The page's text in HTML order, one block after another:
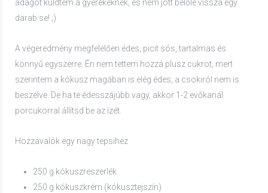
adagot küldtem a gyerekeknek, és nem jött belőle vissza egy
darab se! ;)
A végeredmény megfelelően édes, picit sós, tartalmas és
könnyű egyszerre. Én nem tettem hozzá plusz cukrot, mert
szerintem a kókusz magában is elég édes, a csokiról nem is
beszélve. De ha te édesszájúbb vagy, akkor 1-2 evőkanál
porcukorral állítsd be az ízét.
Hozzávalók egy nagy tepsihez
250 g kókuszreszerlék
250 g kókuszkrém (kókusztejszín)